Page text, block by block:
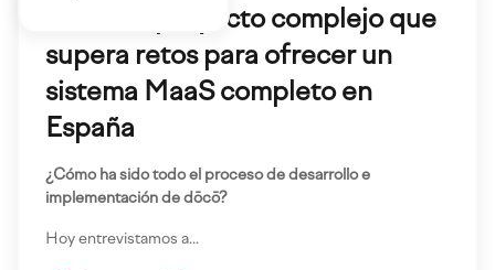
dōcō, un proyecto complejo que
supera retos para ofrecer un
sistema MaaS completo en
España
¿Cómo ha sido todo el proceso de desarrollo e
implementación de dōcō?
Hoy entrevistamos a...